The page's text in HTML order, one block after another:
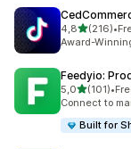
4,85 yıldız
(216)
toplam 216•
Award-
Feedyio:
5,05 yıldız
(101)
toplam 101•
Connect to
Built for